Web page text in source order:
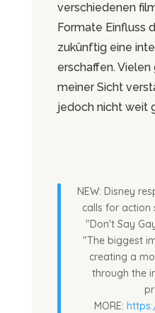
verschiedenen
Formate Einfluss
zukünftig eine
erschaffen. Vielen
meiner Sicht
jedoch nicht weit
NEW: Disney
calls for action
"Don't Say
"The biggest
creating a
through the
MORE: